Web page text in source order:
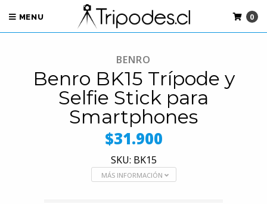
MENU 0
BENRO
Benro BK15 Trípode y
Selfie Stick para
Smartphones
$31.900
SKU: BK15
MÁS INFORMACIÓN